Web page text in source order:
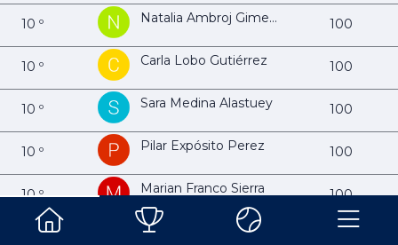
10 º Natalia Ambroj Gimeno 100
10 º Carla Lobo Gutiérrez 100
10 º Sara Medina Alastuey 100
10 º Pilar Expósito Perez 100
10 º Marian Franco Sierra 100
10 º Elena Valentín Gracia